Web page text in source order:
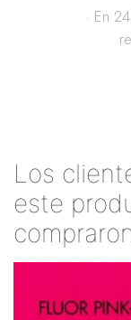
· En
Los
este